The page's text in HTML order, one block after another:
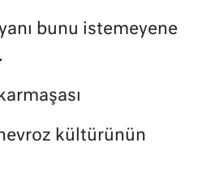
bunu istemeyene
kültürünün